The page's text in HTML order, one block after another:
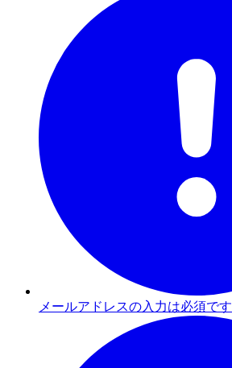
メールアドレスの入力は必須です